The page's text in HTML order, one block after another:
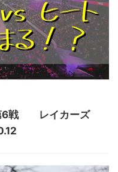
第6戦 レイカーズ